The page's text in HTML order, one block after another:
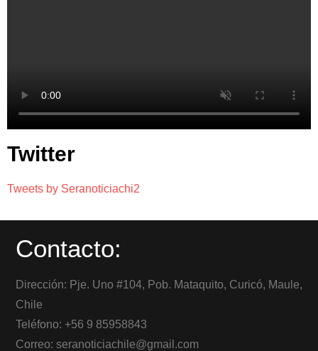
Twitter
Tweets by Seranoticiachi2
Contacto:
Dirección: Pje. Uno #104, Pob. Mataquito, Curicó, Maule,
Chile
Teléfono: +56 9 85958843
Correo: seranoticiachile@gmail.com